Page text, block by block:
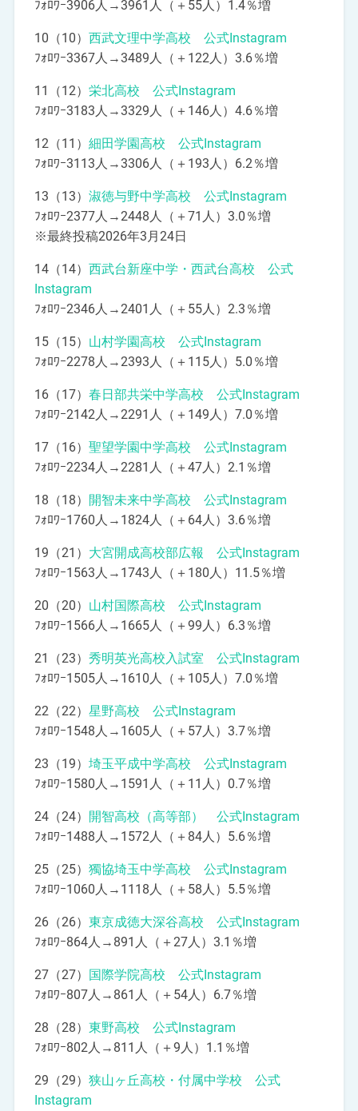
ﾌｫﾛﾜｰ3906人→3961人（＋55人）1.4％増
10（10） 西武文理中学高校 公式Instagram
ﾌｫﾛﾜｰ3367人→3489人（＋122人）3.6％増
11（12） 栄北高校 公式Instagram
ﾌｫﾛﾜｰ3183人→3329人（＋146人）4.6％増
12（11） 細田学園高校 公式Instagram
ﾌｫﾛﾜｰ3113人→3306人（＋193人）6.2％増
13（13） 淑徳与野中学高校 公式Instagram
ﾌｫﾛﾜｰ2377人→2448人（＋71人）3.0％増
※最終投稿2026年3月24日
14（14） 西武台新座中学・西武台高校 公式
Instagram
ﾌｫﾛﾜｰ2346人→2401人（＋55人）2.3％増
15（15） 山村学園高校 公式Instagram
ﾌｫﾛﾜｰ2278人→2393人（＋115人）5.0％増
16（17） 春日部共栄中学高校 公式Instagram
ﾌｫﾛﾜｰ2142人→2291人（＋149人）7.0％増
17（16） 聖望学園中学高校 公式Instagram
ﾌｫﾛﾜｰ2234人→2281人（＋47人）2.1％増
18（18） 開智未来中学高校 公式Instagram
ﾌｫﾛﾜｰ1760人→1824人（＋64人）3.6％増
19（21） 大宮開成高校部広報 公式Instagram
ﾌｫﾛﾜｰ1563人→1743人（＋180人）11.5％増
20（20） 山村国際高校 公式Instagram
ﾌｫﾛﾜｰ1566人→1665人（＋99人）6.3％増
21（23） 秀明英光高校入試室 公式Instagram
ﾌｫﾛﾜｰ1505人→1610人（＋105人）7.0％増
22（22） 星野高校 公式Instagram
ﾌｫﾛﾜｰ1548人→1605人（＋57人）3.7％増
23（19） 埼玉平成中学高校 公式Instagram
ﾌｫﾛﾜｰ1580人→1591人（＋11人）0.7％増
24（24） 開智高校（高等部） 公式Instagram
ﾌｫﾛﾜｰ1488人→1572人（＋84人）5.6％増
25（25） 獨協埼玉中学高校 公式Instagram
ﾌｫﾛﾜｰ1060人→1118人（＋58人）5.5％増
26（26） 東京成徳大深谷高校 公式Instagram
ﾌｫﾛﾜｰ864人→891人（＋27人）3.1％増
27（27） 国際学院高校 公式Instagram
ﾌｫﾛﾜｰ807人→861人（＋54人）6.7％増
28（28） 東野高校 公式Instagram
ﾌｫﾛﾜｰ802人→811人（＋9人）1.1％増
29（29） 狭山ヶ丘高校・付属中学校 公式
Instagram